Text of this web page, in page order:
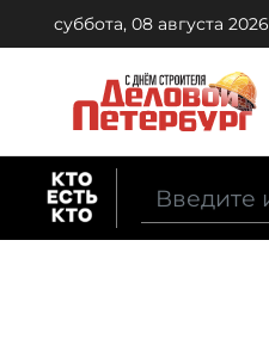
суббота, 08 августа 2026